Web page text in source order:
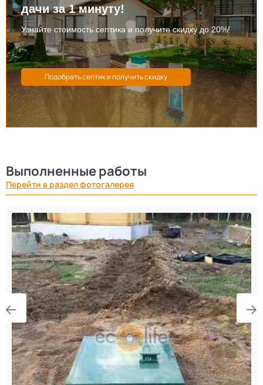
дачи за 1 минуту!
Узнайте стоимость септика и получите скидку до 20%!
Выполненные работы
Перейти в раздел фотогалерея